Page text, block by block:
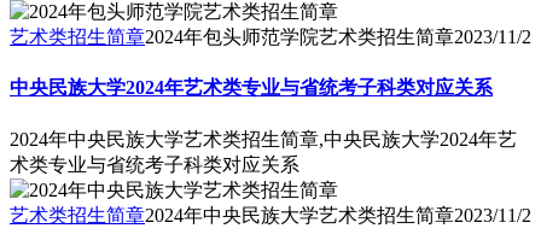
艺术类招生简章2024年包头师范学院艺术类招生简章2023/11/2
中央民族大学2024年艺术类专业与省统考子科类对应关系
2024年中央民族大学艺术类招生简章,中央民族大学2024年艺
术类专业与省统考子科类对应关系
艺术类招生简章2024年中央民族大学艺术类招生简章2023/11/2